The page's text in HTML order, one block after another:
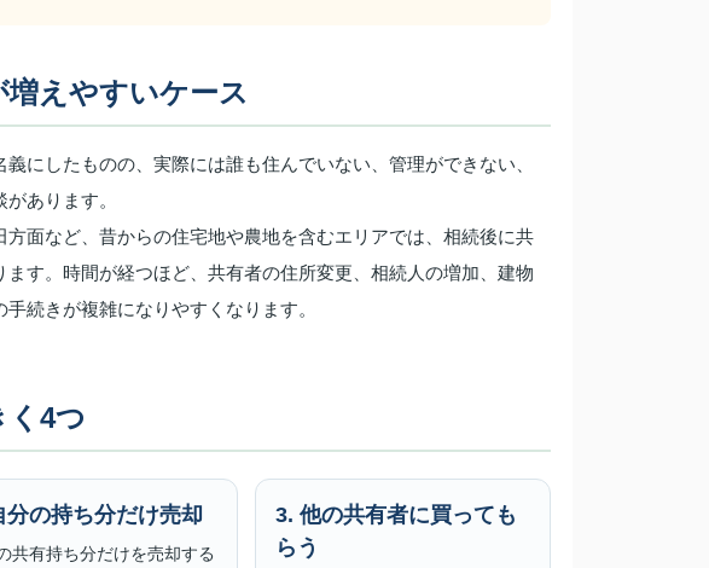
えやすいケース
にしたものの、実際には誰も住んでいない、管理ができない、
あります。
面など、昔からの住宅地や農地を含むエリアでは、相続後に共
す。時間が経つほど、共有者の住所変更、相続人の増加、建物
続きが複雑になりやすくなります。
く4つ
分の持ち分だけ売却
共有持ち分だけを売却する
3. 他の共有者に買っても
らう